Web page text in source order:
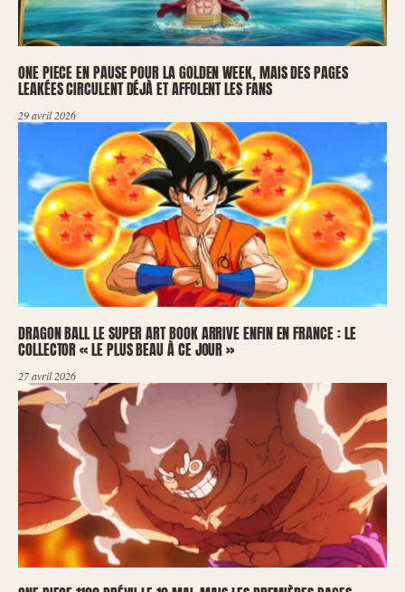
ONE PIECE EN PAUSE POUR LA GOLDEN WEEK, MAIS DES PAGES
LEAKÉES CIRCULENT DÉJÀ ET AFFOLENT LES FANS
29 avril 2026
DRAGON BALL LE SUPER ART BOOK ARRIVE ENFIN EN FRANCE : LE
COLLECTOR « LE PLUS BEAU À CE JOUR »
27 avril 2026